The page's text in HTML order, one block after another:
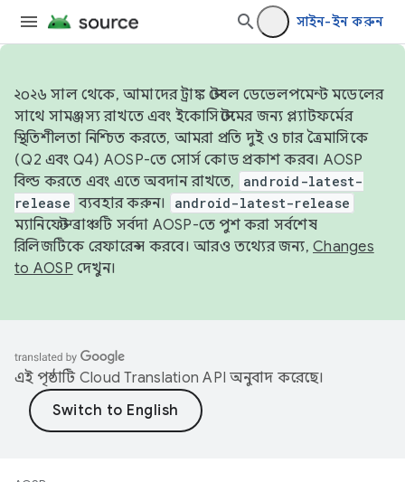
সাইন-ইন করুন
২০২৬ সাল থেকে, আমাদের ট্রাঙ্ক স্টেবল ডেভেলপমেন্ট মডেলের
সাথে সামঞ্জস্য রাখতে এবং ইকোসিস্টেমের জন্য প্ল্যাটফর্মের
স্থিতিশীলতা নিশ্চিত করতে, আমরা প্রতি দুই ও চার ত্রৈমাসিকে
(Q2 এবং Q4) AOSP-তে সোর্স কোড প্রকাশ করব। AOSP
বিল্ড করতে এবং এতে অবদান রাখতে,
android-latest-
release ব্যবহার করুন। android-latest-release
ম্যানিফেস্ট ব্রাঞ্চটি সর্বদা AOSP-তে পুশ করা সর্বশেষ
রিলিজটিকে রেফারেন্স করবে। আরও তথ্যের জন্য, Changes
to AOSP দেখুন।
এই পৃষ্ঠাটি Cloud Translation API অনুবাদ করেছে।